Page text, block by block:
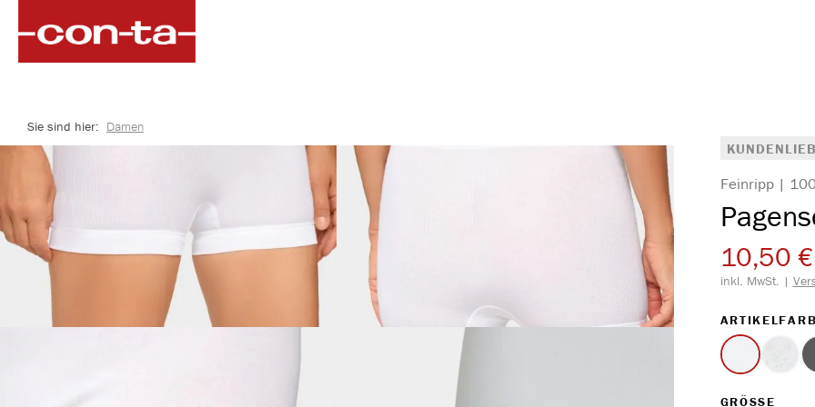
Zur Hauptnavigation springen
Sie sind hier: Damen
Feinripp |
10,50 €
inkl. MwSt. |
weiss Druck
GRÖSSE